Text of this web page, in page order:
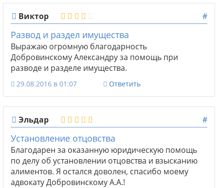
Виктор #
Развод и раздел имущества
Выражаю огромную благодарность
Добровинскому Александру за помощь при
разводе и разделе имущества.
29.08.2016 в 01:07 Ответить
Эльдар #
Установление отцовства
Благодарен за оказанную юридическую помощь
по делу об установлении отцовства и взысканию
алиментов. Я остался доволен, спасибо моему
адвокату Добровинскому А.А.!